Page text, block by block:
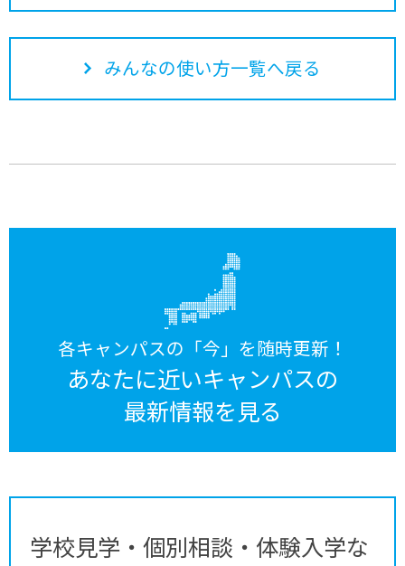
みんなの使い方一覧へ戻る
各キャンパスの「今」を随時更新！
あなたに近いキャンパスの
最新情報を見る
学校見学・個別相談・体験入学な